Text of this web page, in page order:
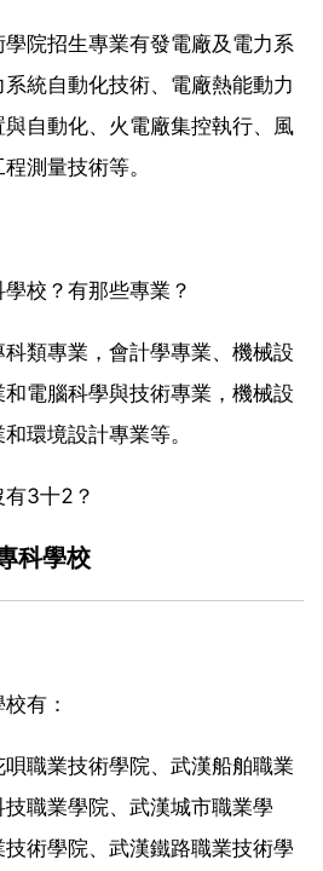
院招生專業有發電廠及電力系
統自動化技術、電廠熱能動力
自動化、火電廠集控執行、風
測量技術等。
校？有那些專業？
類專業，會計學專業、機械設
電腦科學與技術專業，機械設
環境設計專業等。
3十2？
科學校
有：
職業技術學院、武漢船舶職業
職業學院、武漢城市職業學
術學院、武漢鐵路職業技術學